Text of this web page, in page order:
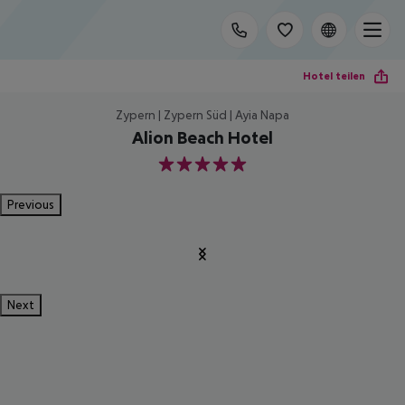
Hotel teilen
Zypern | Zypern Süd | Ayia Napa
Alion Beach Hotel
5
Previous
Next